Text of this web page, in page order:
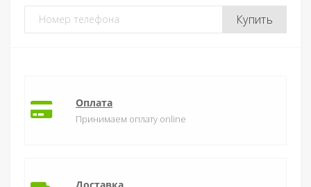
Купить
Оплата
Принимаем оплату online